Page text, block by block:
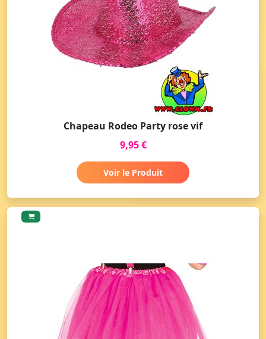
Chapeau Rodeo Party rose vif
9,95 €
Voir le Produit